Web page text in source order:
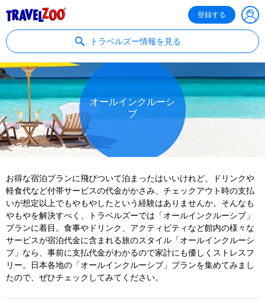
登録する
トラベルズー情報を見る
オールインクルーシ
ブ
お得な宿泊プランに飛びついて泊まったはいいけれど、ドリンクや
軽食代など付帯サービスの代金がかさみ、チェックアウト時の支払
いが想定以上でもやもやしたという経験はありませんか。そんなも
やもやを解決すべく、トラベルズーでは「オールインクルーシブ」
プランに着目。食事やドリンク、アクティビティなど館内の様々な
サービスが宿泊代金に含まれる旅のスタイル「オールインクルーシ
ブ」なら、事前に支払代金がわかるので家計にも優しくストレスフ
リー。日本各地の「オールインクルーシブ」プランを集めてみまし
たので、ぜひチェックしてみてください。